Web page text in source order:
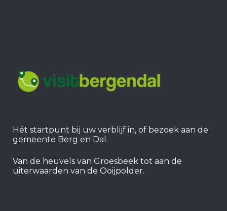
Hét startpunt bij uw verblijf in, of bezoek aan de
gemeente Berg en Dal.
Van de heuvels van Groesbeek tot aan de
uiterwaarden van de Ooijpolder.